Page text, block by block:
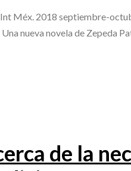
Méx. 2018 septiembre-
nueva novela de Zepeda
de la